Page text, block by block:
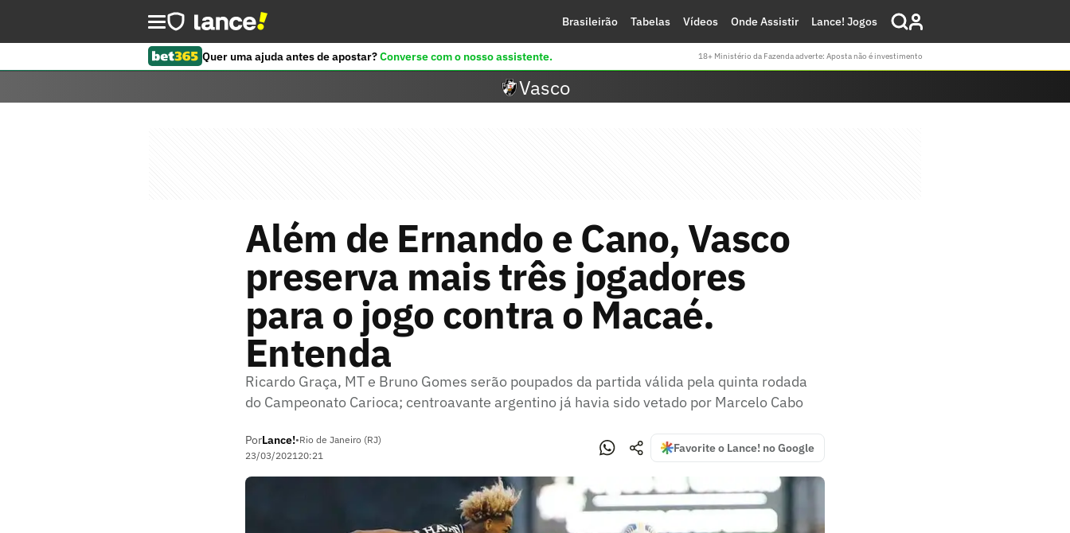
Brasileirão Tabelas Vídeos Onde Assistir Lance! Jogos
Quer uma ajuda antes de apostar?Converse com o nosso assistente. 18+ Ministério da Fazenda adverte: Aposta não é investimento
Vasco
Além de Ernando e Cano, Vasco
preserva mais três jogadores
para o jogo contra o Macaé.
Entenda
Ricardo Graça, MT e Bruno Gomes serão poupados da partida válida pela quinta rodada
do Campeonato Carioca; centroavante argentino já havia sido vetado por Marcelo Cabo
PorLance!•Rio de Janeiro (RJ)
23/03/202120:21
Favorite o Lance! no Google